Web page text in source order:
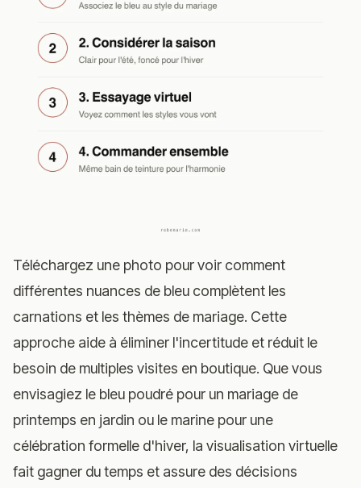
Téléchargez une photo pour voir comment
différentes nuances de bleu complètent les
carnations et les thèmes de mariage. Cette
approche aide à éliminer l'incertitude et réduit le
besoin de multiples visites en boutique. Que vous
envisagiez le bleu poudré pour un mariage de
printemps en jardin ou le marine pour une
célébration formelle d'hiver, la visualisation virtuelle
fait gagner du temps et assure des décisions